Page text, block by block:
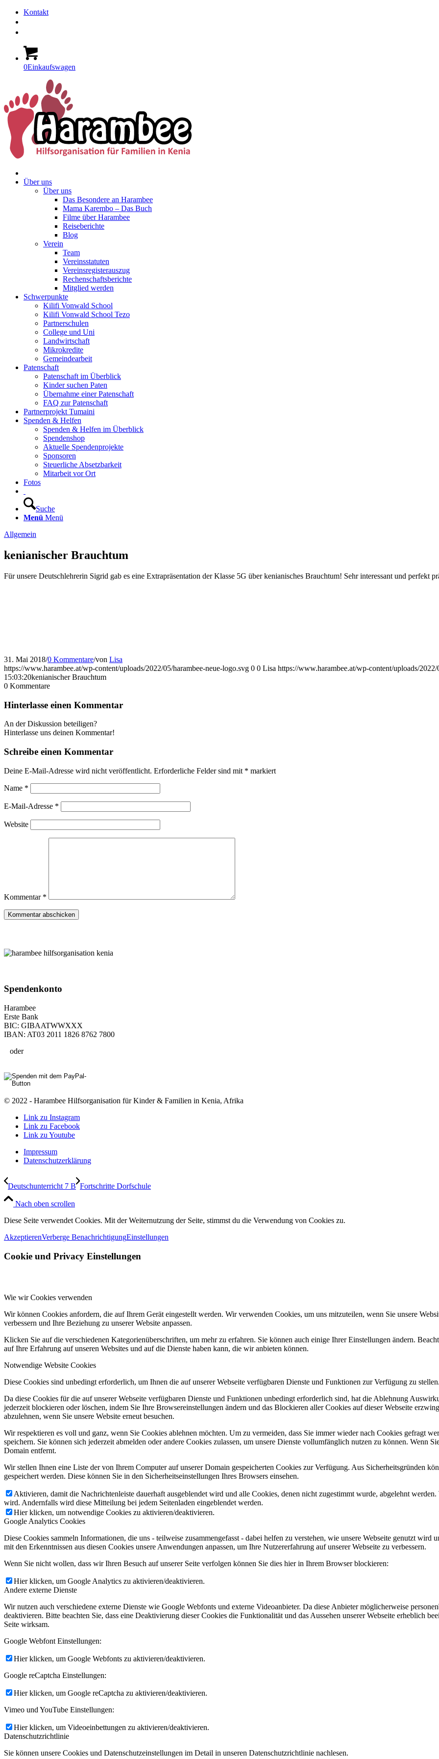
Kontakt
0Einkaufswagen
Über uns
Über uns
Das Besondere an Harambee
Mama Karembo – Das Buch
Filme über Harambee
Reiseberichte
Blog
Verein
Team
Vereinsstatuten
Vereinsregisterauszug
Rechenschaftsberichte
Mitglied werden
Schwerpunkte
Kilifi Vonwald School
Kilifi Vonwald School Tezo
Partnerschulen
College und Uni
Landwirtschaft
Mikrokredite
Gemeindearbeit
Patenschaft
Patenschaft im Überblick
Kinder suchen Paten
Übernahme einer Patenschaft
FAQ zur Patenschaft
Partnerprojekt Tumaini
Spenden & Helfen
Spenden & Helfen im Überblick
Spendenshop
Aktuelle Spendenprojekte
Sponsoren
Steuerliche Absetzbarkeit
Mitarbeit vor Ort
Fotos
Suche
Menü Menü
Allgemein
kenianischer Brauchtum
Für unsere Deutschlehrerin Sigrid gab es eine Extrapräsentation der Klasse 5G über kenianisches Brauchtum! Sehr interessant und perfekt
31. Mai 2018/0 Kommentare/von Lisa
https://www.harambee.at/wp-content/uploads/2022/05/harambee-neue-logo.svg 0 0 Lisa https://www.harambee.at/wp-content/uploads/
15:03:20kenianischer Brauchtum
0 Kommentare
Hinterlasse einen Kommentar
An der Diskussion beteiligen?
Hinterlasse uns deinen Kommentar!
Schreibe einen Kommentar
Deine E-Mail-Adresse wird nicht veröffentlicht. Erforderliche Felder sind mit * markiert
Name *
E-Mail-Adresse *
Website
Kommentar *
Spenden­konto
Harambee
Erste Bank
BIC: GIBAATWWXXX
IBAN: AT03 2011 1826 8762 7800
oder
© 2022 - Harambee Hilfsorganisation für Kinder & Familien in Kenia, Afrika
Link zu Instagram
Link zu Facebook
Link zu Youtube
Impressum
Datenschutzerklärung
Deutschunterricht 7 B Fortschritte Dorfschule
Nach oben scrollen
Diese Seite verwendet Cookies. Mit der Weiternutzung der Seite, stimmst du die Verwendung von Cookies zu.
AkzeptierenVerberge BenachrichtigungEinstellungen
Cookie und Privacy Einstellungen
Wie wir Cookies verwenden
Wir können Cookies anfordern, die auf Ihrem Gerät eingestellt werden. Wir verwenden Cookies, um uns mitzuteilen, wenn Sie unsere
verbessern und Ihre Beziehung zu unserer Website anpassen.
Klicken Sie auf die verschiedenen Kategorienüberschriften, um mehr zu erfahren. Sie können auch einige Ihrer Einstellungen ändern.
auf Ihre Erfahrung auf unseren Websites und auf die Dienste haben kann, die wir anbieten können.
Notwendige Website Cookies
Diese Cookies sind unbedingt erforderlich, um Ihnen die auf unserer Webseite verfügbaren Dienste und Funktionen zur Verfügung zu stellen.
Da diese Cookies für die auf unserer Webseite verfügbaren Dienste und Funktionen unbedingt erforderlich sind, hat die Ablehnung
jederzeit blockieren oder löschen, indem Sie Ihre Browsereinstellungen ändern und das Blockieren aller Cookies auf dieser Webseite
abzulehnen, wenn Sie unsere Website erneut besuchen.
Wir respektieren es voll und ganz, wenn Sie Cookies ablehnen möchten. Um zu vermeiden, dass Sie immer wieder nach Cookies gefragt
speichern. Sie können sich jederzeit abmelden oder andere Cookies zulassen, um unsere Dienste vollumfänglich nutzen zu können. Wenn
Domain entfernt.
Wir stellen Ihnen eine Liste der von Ihrem Computer auf unserer Domain gespeicherten Cookies zur Verfügung. Aus Sicherheitsgründen
gespeichert werden. Diese können Sie in den Sicherheitseinstellungen Ihres Browsers einsehen.
Aktivieren, damit die Nachrichtenleiste dauerhaft ausgeblendet wird und alle Cookies, denen nicht zugestimmt wurde, abgelehnt
wird. Andernfalls wird diese Mitteilung bei jedem Seitenladen eingeblendet werden.
Hier klicken, um notwendige Cookies zu aktivieren/deaktivieren.
Google Analytics Cookies
Diese Cookies sammeln Informationen, die uns - teilweise zusammengefasst - dabei helfen zu verstehen, wie unsere Webseite genutzt
mit den Erkenntnissen aus diesen Cookies unsere Anwendungen anpassen, um Ihre Nutzererfahrung auf unserer Webseite zu verbessern.
Wenn Sie nicht wollen, dass wir Ihren Besuch auf unserer Seite verfolgen können Sie dies hier in Ihrem Browser blockieren:
Hier klicken, um Google Analytics zu aktivieren/deaktivieren.
Andere externe Dienste
Wir nutzen auch verschiedene externe Dienste wie Google Webfonts und externe Videoanbieter. Da diese Anbieter möglicherweise
deaktivieren. Bitte beachten Sie, dass eine Deaktivierung dieser Cookies die Funktionalität und das Aussehen unserer Webseite erheblich
Seite wirksam.
Google Webfont Einstellungen:
Hier klicken, um Google Webfonts zu aktivieren/deaktivieren.
Google reCaptcha Einstellungen:
Hier klicken, um Google reCaptcha zu aktivieren/deaktivieren.
Vimeo und YouTube Einstellungen:
Hier klicken, um Videoeinbettungen zu aktivieren/deaktivieren.
Datenschutzrichtlinie
Sie können unsere Cookies und Datenschutzeinstellungen im Detail in unseren Datenschutzrichtlinie nachlesen.